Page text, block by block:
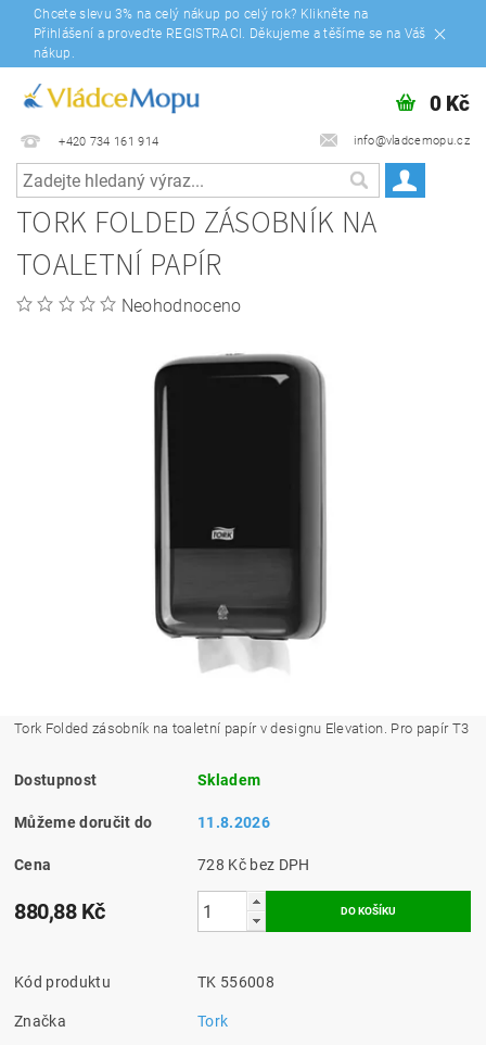
Chcete slevu 3% na celý nákup po celý rok? Klikněte na
Přihlášení a proveďte REGISTRACI. Děkujeme a těšíme se na Váš
nákup.
+420 734 161 914 info@vladcemopu.cz
0 Kč
TORK FOLDED ZÁSOBNÍK NA
TOALETNÍ PAPÍR
Neohodnoceno
Tork Folded zásobník na toaletní papír v designu Elevation. Pro papír T3
Dostupnost Skladem
Můžeme doručit do 11.8.2026
Cena 728 Kč bez DPH
880,88 Kč
Kód produktu TK 556008
Značka Tork